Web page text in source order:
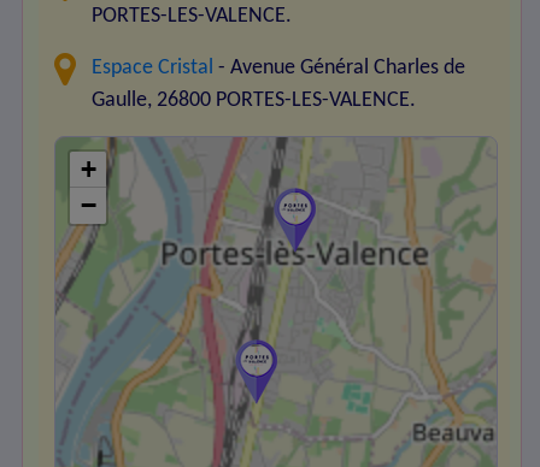
PORTES-LES-VALENCE.
Espace Cristal - Avenue Général Charles de
Gaulle, 26800 PORTES-LES-VALENCE.
+
−